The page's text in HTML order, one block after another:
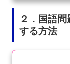
２．国語
する方法